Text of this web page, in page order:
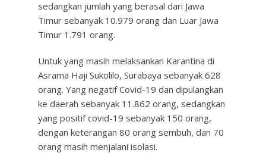
sedangkan jumlah yang berasal dari Jawa
Timur sebanyak 10.979 orang dan Luar Jawa
Timur 1.791 orang.
Untuk yang masih melaksankan Karantina di
Asrama Haji Sukolilo, Surabaya sebanyak 628
orang. Yang negatif Covid-19 dan dipulangkan
ke daerah sebanyak 11.862 orang, sedangkan
yang positif covid-19 sebanyak 150 orang,
dengan keterangan 80 orang sembuh, dan 70
orang masih menjalani isolasi.